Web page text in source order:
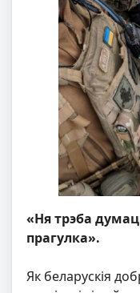
«Ня трэба
прагулка».
Як беларускія